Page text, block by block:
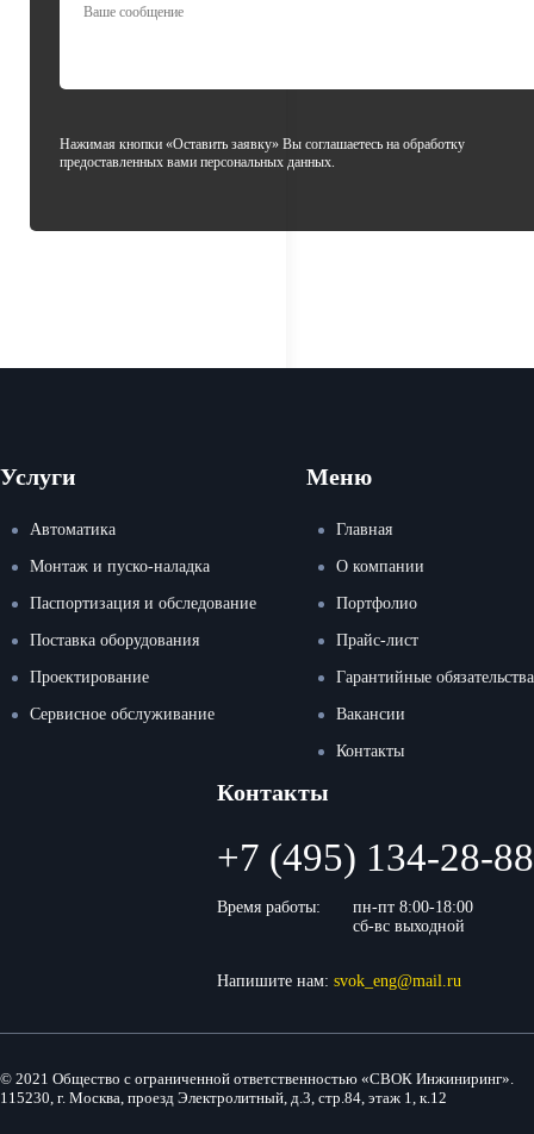
Нажимая кнопки «Оставить заявку» Вы соглашаетесь на обработку
предоставленных вами персональных данных.
Услуги
Автоматика
Монтаж и пуско-наладка
Паспортизация и обследование
Поставка оборудования
Проектирование
Сервисное обслуживание
Меню
Главная
О компании
Портфолио
Прайс-лист
Гарантийные обязательства
Вакансии
Контакты
Контакты
+7 (495) 134-28-88
Время работы:
пн-пт 8:00-18:00
сб-вс выходной
Напишите нам: svok_eng@mail.ru
© 2021 Общество с ограниченной ответственностью «СВОК Инжиниринг».
115230, г. Москва, проезд Электролитный, д.3, стр.84, этаж 1, к.12